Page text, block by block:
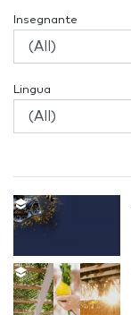
Insegnante
Lingua